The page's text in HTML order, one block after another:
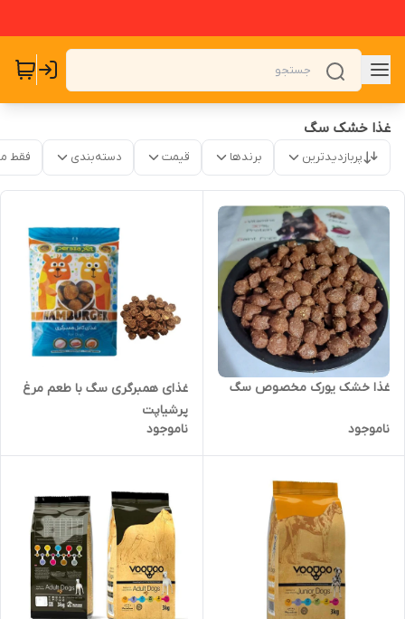
غذا خشک سگ
پربازدیدترین برندها قیمت دسته‌بندی فقط
غذا خشک یورک مخصوص سگ
ناموجود
غذای همبرگری سگ با طعم مرغ
پرشیاپت
ناموجود